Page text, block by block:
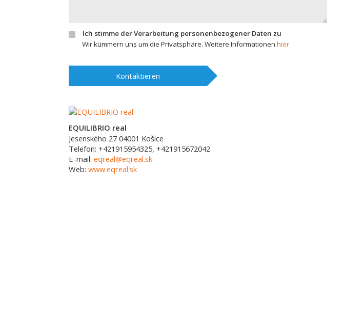
Ich stimme der Verarbeitung personenbezogener Daten zu
Wir kümmern uns um die Privatsphäre. Weitere Informationen hier
Kontaktieren
EQUILIBRIO real
Jesenského 27 04001 Košice
Telefon: +421915954325, +421915672042
E-mail: eqreal@eqreal.sk
Web: www.eqreal.sk